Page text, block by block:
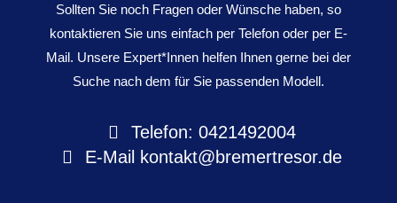
Sollten Sie noch Fragen oder Wünsche haben, so
kontaktieren Sie uns einfach per Telefon oder per E-
Mail. Unsere Expert*Innen helfen Ihnen gerne bei der
Suche nach dem für Sie passenden Modell.
Telefon: 0421492004
E-Mail kontakt@bremertresor.de